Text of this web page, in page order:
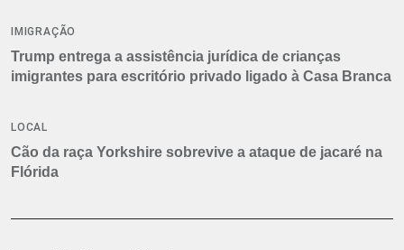
IMIGRAÇÃO
Trump entrega a assistência jurídica de crianças
imigrantes para escritório privado ligado à Casa Branca
LOCAL
Cão da raça Yorkshire sobrevive a ataque de jacaré na
Flórida